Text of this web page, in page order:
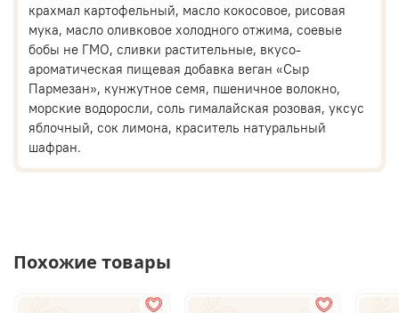
крахмал картофельный, масло кокосовое, рисовая
мука, масло оливковое холодного отжима, соевые
бобы не ГМО, сливки растительные, вкусо-
ароматическая пищевая добавка веган «Сыр
Пармезан», кунжутное семя, пшеничное волокно,
морские водоросли, соль гималайская розовая, уксус
яблочный, сок лимона, краситель натуральный
шафран.
Похожие товары